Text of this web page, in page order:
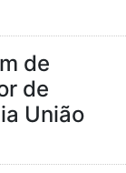
de
de
União